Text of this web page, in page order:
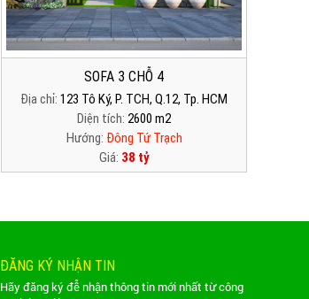
SOFA 3 CHỖ 4
Địa chỉ: 123 Tô Ký, P. TCH, Q.12, Tp. HCM
Diện tích: 2600 m2
Hướng: Đông Tứ Trạch
Giá: 38 tỷ
ĐĂNG KÝ NHẬN TIN
Hãy đăng ký đễ nhận thông tin mới nhất từ công